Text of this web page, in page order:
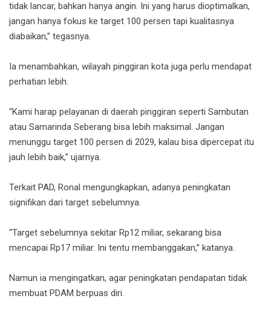
tidak lancar, bahkan hanya angin. Ini yang harus dioptimalkan,
jangan hanya fokus ke target 100 persen tapi kualitasnya
diabaikan,” tegasnya.
Ia menambahkan, wilayah pinggiran kota juga perlu mendapat
perhatian lebih.
“Kami harap pelayanan di daerah pinggiran seperti Sambutan
atau Samarinda Seberang bisa lebih maksimal. Jangan
menunggu target 100 persen di 2029, kalau bisa dipercepat itu
jauh lebih baik,” ujarnya.
Terkait PAD, Ronal mengungkapkan, adanya peningkatan
signifikan dari target sebelumnya.
“Target sebelumnya sekitar Rp12 miliar, sekarang bisa
mencapai Rp17 miliar. Ini tentu membanggakan,” katanya.
Namun ia mengingatkan, agar peningkatan pendapatan tidak
membuat PDAM berpuas diri.